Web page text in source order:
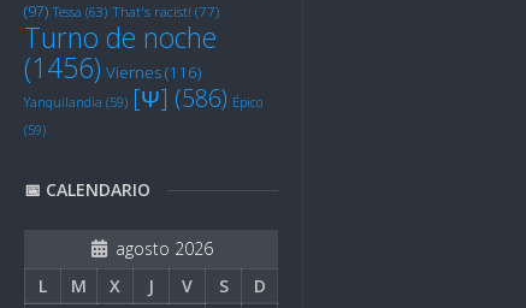
(97) Tessa (63) That's racist! (77)
Turno de noche
(1456) Viernes(116)
Yanquilandia (59) [Ψ] (586) Épico
(59)
📅 CALENDARIO
agosto 2026
L
M X J V S
D